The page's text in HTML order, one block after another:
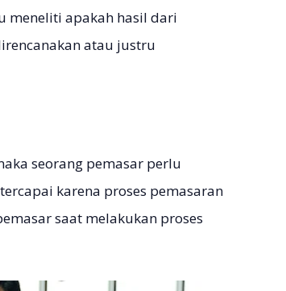
meneliti apakah hasil dari
atau justru
seorang pemasar perlu
karena proses pemasaran
saat melakukan proses